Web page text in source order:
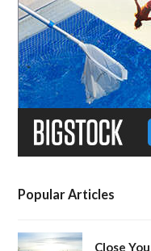
r
o
k
r
a
m
e
s
t
Popular Articles
Close